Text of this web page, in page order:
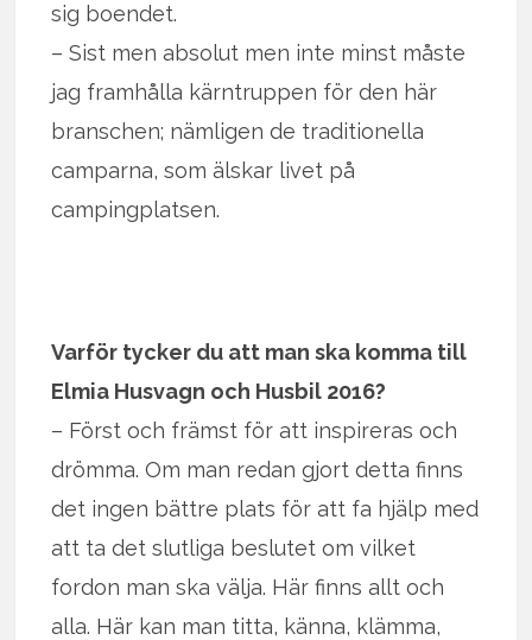
sig boendet.
– Sist men absolut men inte minst måste
jag framhålla kärntruppen för den här
branschen; nämligen de traditionella
camparna, som älskar livet på
campingplatsen.
Varför tycker du att man ska komma till
Elmia Husvagn och Husbil 2016?
– Först och främst för att inspireras och
drömma. Om man redan gjort detta finns
det ingen bättre plats för att fa hjälp med
att ta det slutliga beslutet om vilket
fordon man ska välja. Här finns allt och
alla. Här kan man titta, känna, klämma,